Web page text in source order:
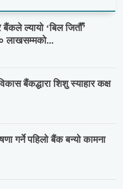
बैंकले ल्यायो ‘बिल जितौँ’
लाखसम्मको...
बैंकद्धारा शिशु स्याहार कक्ष
गर्ने पहिलो बैंक बन्यो कामना